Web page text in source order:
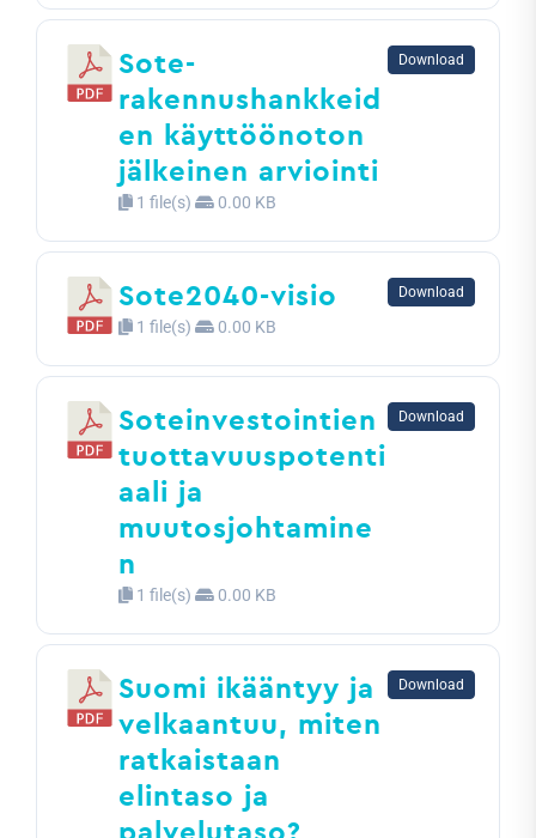
Sote-
rakennushankkeid
en käyttöönoton
jälkeinen arviointi
1 file(s) 0.00 KB
Download
Sote2040-visio
1 file(s) 0.00 KB
Download
Soteinvestointien
tuottavuuspotenti
aali ja
muutosjohtamine
n
1 file(s) 0.00 KB
Download
Suomi ikääntyy ja
velkaantuu, miten
ratkaistaan
elintaso ja
palvelutaso?
Download